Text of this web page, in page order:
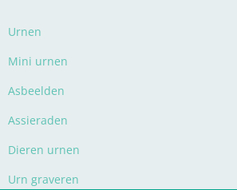
Urnen
Mini urnen
Asbeelden
Assieraden
Dieren urnen
Urn graveren